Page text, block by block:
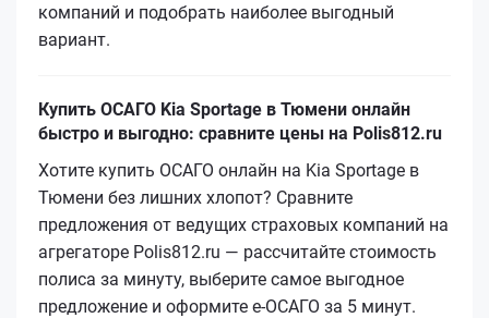
компаний и подобрать наиболее выгодный
вариант.
Купить ОСАГО Kia Sportage в Тюмени онлайн
быстро и выгодно: сравните цены на Polis812.ru
Хотите купить ОСАГО онлайн на Kia Sportage в
Тюмени без лишних хлопот? Сравните
предложения от ведущих страховых компаний на
агрегаторе Polis812.ru — рассчитайте стоимость
полиса за минуту, выберите самое выгодное
предложение и оформите е‑ОСАГО за 5 минут.